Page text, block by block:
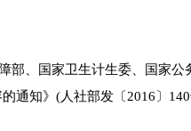
部、国家卫生计生委、国家
通知》(人社部发〔2016〕140